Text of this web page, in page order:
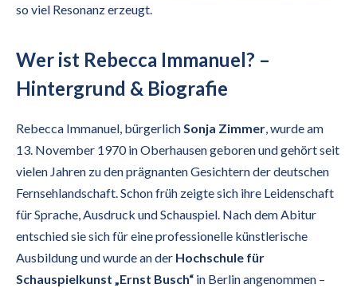
so viel Resonanz erzeugt.
Wer ist Rebecca Immanuel? –
Hintergrund & Biografie
Rebecca Immanuel, bürgerlichSonja Zimmer, wurde am
13. November 1970 in Oberhausen geboren und gehört seit
vielen Jahren zu den prägnanten Gesichtern der deutschen
Fernsehlandschaft. Schon früh zeigte sich ihre Leidenschaft
für Sprache, Ausdruck und Schauspiel. Nach dem Abitur
entschied sie sich für eine professionelle künstlerische
Ausbildung und wurde an der Hochschule für
Schauspielkunst „Ernst Busch“ in Berlin angenommen –